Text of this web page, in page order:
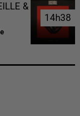
&
14h38
14h38